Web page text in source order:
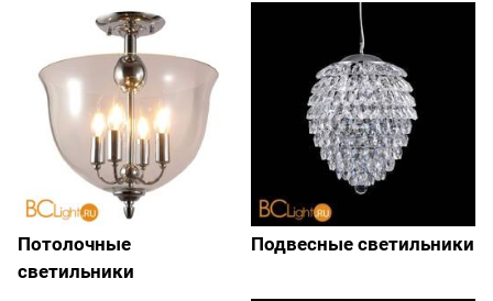
Потолочные
светильники
Подвесные светильники